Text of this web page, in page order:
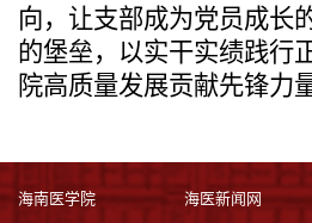
向，让支部成为党员成长
的堡垒，以实干实绩践行
院高质量发展贡献先锋力量
海南医学院 海医新闻网